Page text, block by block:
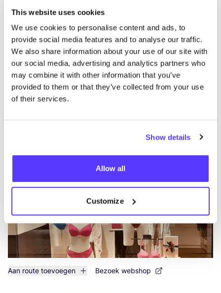
This website uses cookies
We use cookies to personalise content and ads, to
provide social media features and to analyse our traffic.
We also share information about your use of our site with
our social media, advertising and analytics partners who
may combine it with other information that you’ve
provided to them or that they’ve collected from your use
of their services.
Show details
Allow all
Customize
Steenpoort 15, Kortrijk
Aan route toevoegen Bezoek webshop